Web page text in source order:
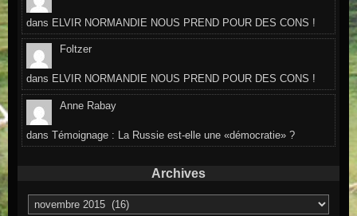
dans ELVIR NORMANDIE NOUS PREND POUR DES CONS !
Foltzer
dans ELVIR NORMANDIE NOUS PREND POUR DES CONS !
Anne Rabay
dansTémoignage : La Russie est-elle une «démocratie» ?
Archives
Archives